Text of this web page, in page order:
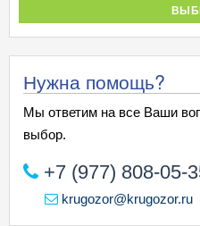
Нужна помощь?
Мы ответим на все Ваши
выбор.
+7 (977) 808-05-
krugozor@krugozor.ru